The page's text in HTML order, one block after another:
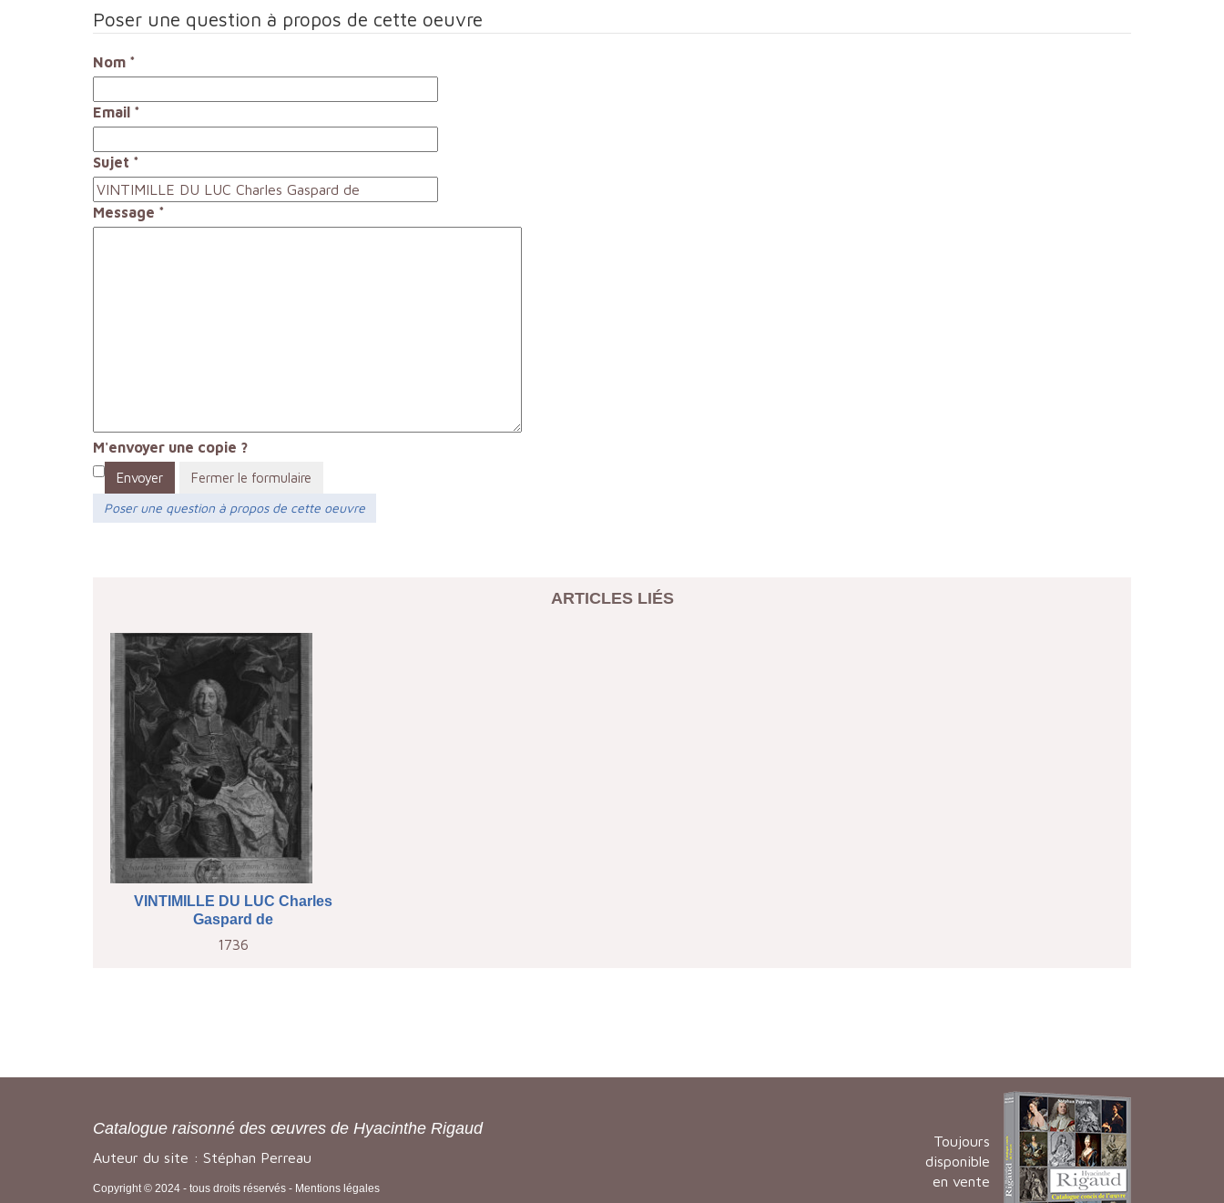
Poser une question à propos de cette oeuvre
Nom *
Email *
Sujet *
Message *
M'envoyer une copie ?
Envoyer
Fermer le formulaire
Poser une question à propos de cette oeuvre
ARTICLES LIÉS
VINTIMILLE DU LUC Charles
Gaspard de
1736
Catalogue raisonné des œuvres de Hyacinthe Rigaud
Auteur du site : Stéphan Perreau
Copyright © 2024 - tous droits réservés - Mentions légales
Toujours
disponible
en vente